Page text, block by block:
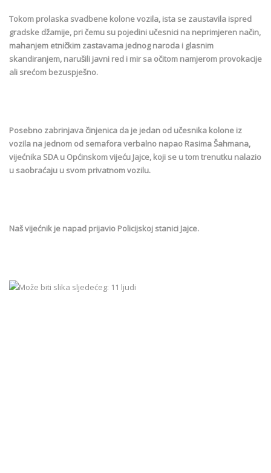
Tokom prolaska svadbene kolone vozila, ista se zaustavila ispred
gradske džamije, pri čemu su pojedini učesnici na neprimjeren način,
mahanjem etničkim zastavama jednog naroda i glasnim
skandiranjem, narušili javni red i mir sa očitom namjerom provokacije
ali srećom bezuspješno.
Posebno zabrinjava činjenica da je jedan od učesnika kolone iz
vozila na jednom od semafora verbalno napao Rasima Šahmana,
vijećnika SDA u Općinskom vijeću Jajce, koji se u tom trenutku nalazio
u saobraćaju u svom privatnom vozilu.
Naš vijećnik je napad prijavio Policijskoj stanici Jajce.